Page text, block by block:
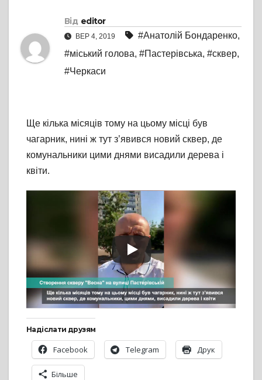
Від editor
ВЕР 4, 2019 #Анатолій Бондаренко,
#міський голова, #Пастерівська, #сквер,
#Черкаси
Ще кілька місяців тому на цьому місці був
чагарник, нині ж тут з’явився новий сквер, де
комунальники цими днями висадили дерева і
квіти.
Надіслати друзям
Facebook Telegram Друк
Більше